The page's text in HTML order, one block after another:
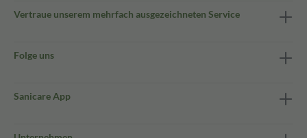
Vertraue unserem mehrfach ausgezeichneten Service
Folge uns
Sanicare App